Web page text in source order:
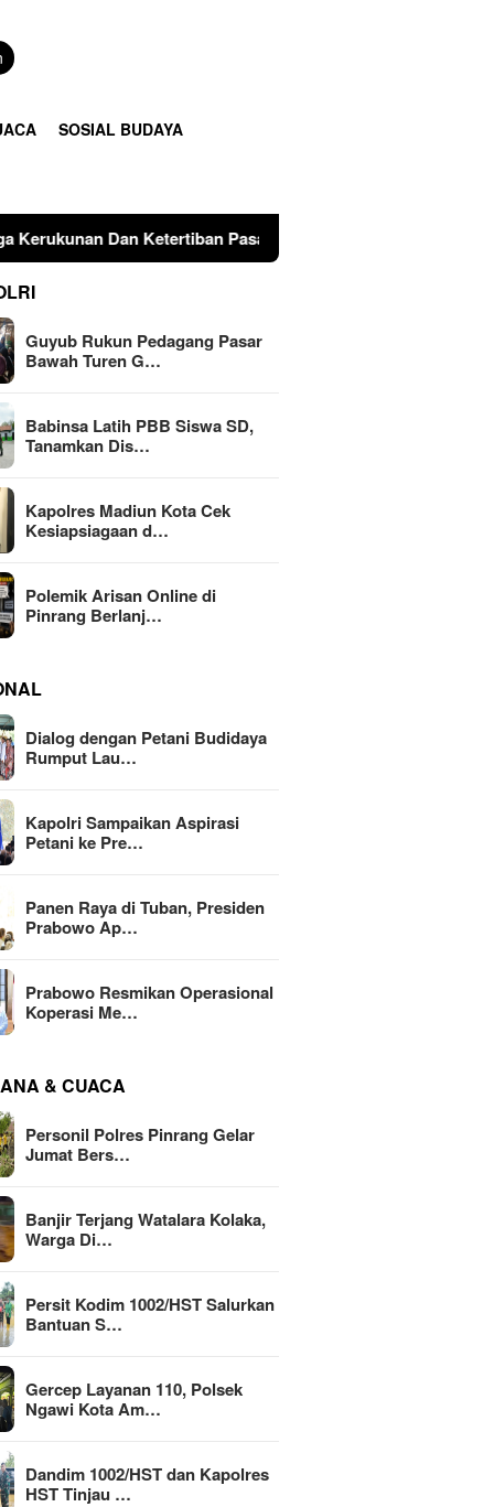
SOSIAL BUDAYA
Pasar Babinsa Latih PBB Siswa SD,
Guyub Rukun Pedagang Pasar
Bawah Turen G…
Babinsa Latih PBB Siswa SD,
Tanamkan Dis…
Kapolres Madiun Kota Cek
Kesiapsiagaan d…
Polemik Arisan Online di
Pinrang Berlanj…
Dialog dengan Petani Budidaya
Rumput Lau…
Kapolri Sampaikan Aspirasi
Petani ke Pre…
Panen Raya di Tuban, Presiden
Prabowo Ap…
Prabowo Resmikan Operasional
Koperasi Me…
& CUACA
Personil Polres Pinrang Gelar
Jumat Bers…
Banjir Terjang Watalara Kolaka,
Warga Di…
Persit Kodim 1002/HST Salurkan
Bantuan S…
Gercep Layanan 110, Polsek
Ngawi Kota Am…
Dandim 1002/HST dan Kapolres
HST Tinjau …